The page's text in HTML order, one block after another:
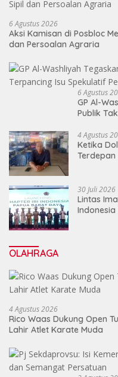
6 Agustus 2026
Aksi Kamisan di Posbloc
dan Persoalan Agraria
6 Agustus
GP Al-
Publik
4 Agustus
Ketika
Terdepan
30 Juli 2026
Lintas
OLAHRAGA
4 Agustus 2026
Rico Waas Dukung Open
Lahir Atlet Karate Muda